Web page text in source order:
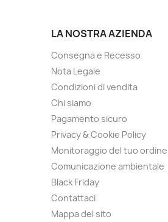
LA NOSTRA AZIENDA
Consegna e Recesso
Nota Legale
Condizioni di vendita
Chi siamo
Pagamento sicuro
Privacy & Cookie Policy
Monitoraggio del tuo ordine
Comunicazione ambientale
Black Friday
Contattaci
Mappa del sito